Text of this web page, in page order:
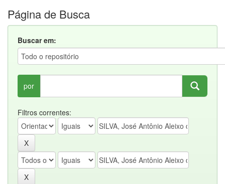
Página de Busca
Buscar em:
por
Filtros correntes: